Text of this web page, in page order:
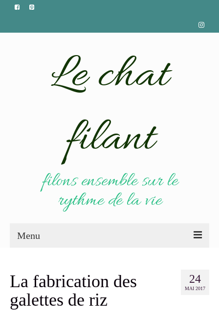
Le chat
filant
filons ensemble sur le
rythme de la vie
Menu
Les fleurs
Paysages et impressions de voyage
24
MAI 2017
La fabrication des
galettes de riz